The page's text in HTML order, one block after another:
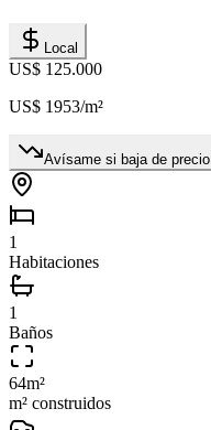
Local
US$ 125.000
US$ 1953/m²
Avísame si baja de precio
1
Habitaciones
1
Baños
64m²
m² construidos